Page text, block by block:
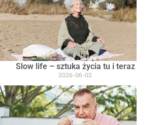
Slow life – sztuka życia tu i teraz
2026-06-02